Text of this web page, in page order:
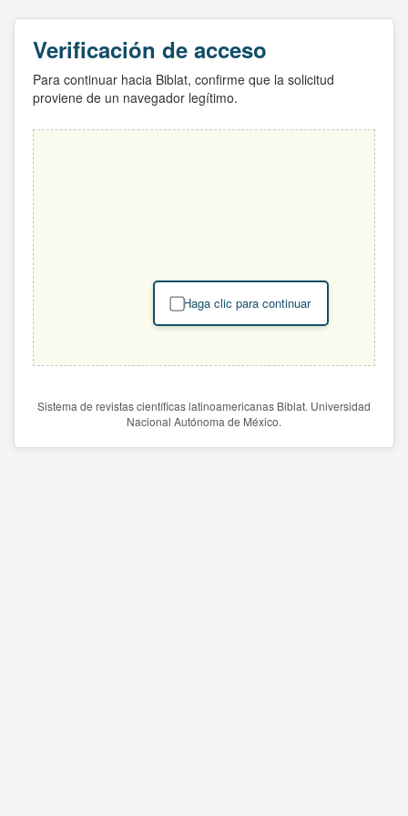
Verificación de acceso
Para continuar hacia Biblat, confirme que la solicitud
proviene de un navegador legítimo.
Haga clic para continuar
Sistema de revistas científicas latinoamericanas Biblat. Universidad
Nacional Autónoma de México.